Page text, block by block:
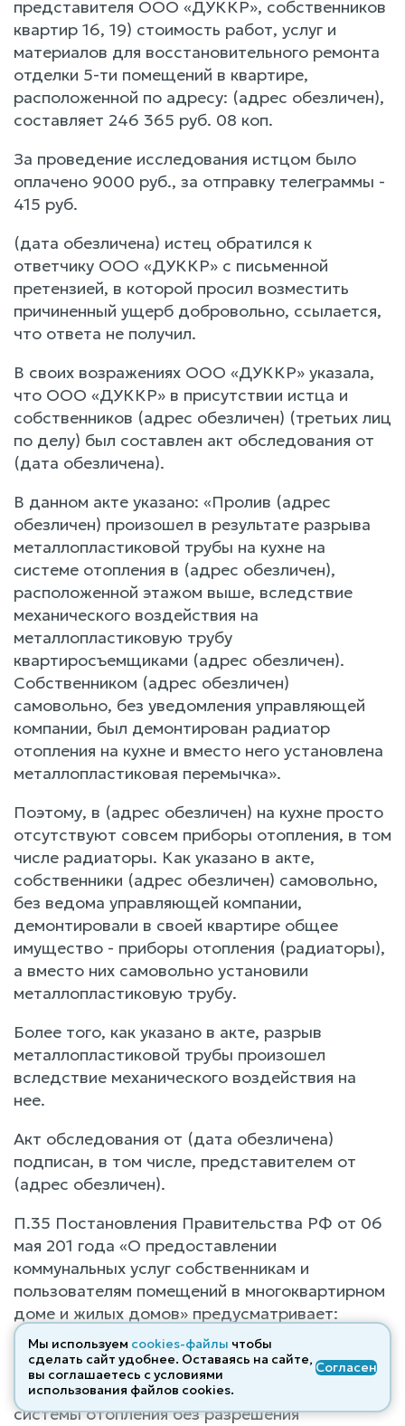
представителя ООО «ДУККР», собственников
квартир 16, 19) стоимость работ, услуг и
материалов для восстановительного ремонта
отделки 5-ти помещений в квартире,
расположенной по адресу: (адрес обезличен),
составляет 246 365 руб. 08 коп.
За проведение исследования истцом было
оплачено 9000 руб., за отправку телеграммы -
415 руб.
(дата обезличена) истец обратился к
ответчику ООО «ДУККР» с письменной
претензией, в которой просил возместить
причиненный ущерб добровольно, ссылается,
что ответа не получил.
В своих возражениях ООО «ДУККР» указала,
что ООО «ДУККР» в присутствии истца и
собственников (адрес обезличен) (третьих лиц
по делу) был составлен акт обследования от
(дата обезличена).
В данном акте указано: «Пролив (адрес
обезличен) произошел в результате разрыва
металлопластиковой трубы на кухне на
системе отопления в (адрес обезличен),
расположенной этажом выше, вследствие
механического воздействия на
металлопластиковую трубу
квартиросъемщиками (адрес обезличен).
Собственником (адрес обезличен)
самовольно, без уведомления управляющей
компании, был демонтирован радиатор
отопления на кухне и вместо него установлена
металлопластиковая перемычка».
Поэтому, в (адрес обезличен) на кухне просто
отсутствуют совсем приборы отопления, в том
числе радиаторы. Как указано в акте,
собственники (адрес обезличен) самовольно,
без ведома управляющей компании,
демонтировали в своей квартире общее
имущество - приборы отопления (радиаторы),
а вместо них самовольно установили
металлопластиковую трубу.
Более того, как указано в акте, разрыв
металлопластиковой трубы произошел
вследствие механического воздействия на
нее.
Акт обследования от (дата обезличена)
подписан, в том числе, представителем от
(адрес обезличен).
П.35 Постановления Правительства РФ от 06
мая 201 года «О предоставлении
коммунальных услуг собственникам и
пользователям помещений в многоквартирном
доме и жилых домов» предусматривает:
35. Потребитель не вправе:
б) производить слив теплоносителя из
системы отопления без разрешения
Мы используем cookies-файлы чтобы
сделать сайт удобнее. Оставаясь на сайте,
вы соглашаетесь с условиями
использования файлов cооkies.
Согласен